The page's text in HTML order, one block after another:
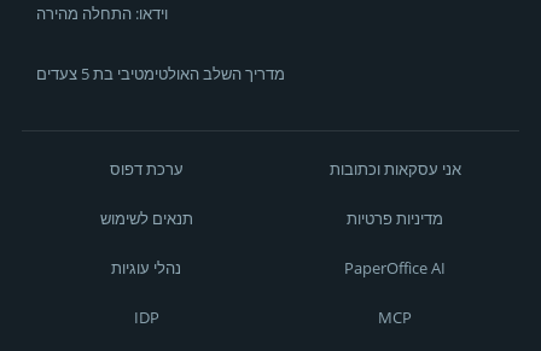
וידאו: התחלה מהירה
מדריך השלב האולטימטיבי בת 5 צעדים
ערכת דפוס אני עסקאות וכתובות
תנאים לשימוש מדיניות פרטיות
נהלי עוגיות PaperOffice AI
IDP MCP